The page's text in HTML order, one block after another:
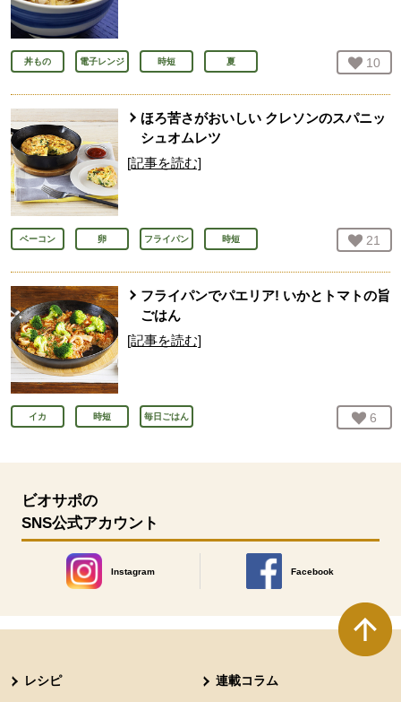
丼もの 電子レンジ 時短 夏 お気
10
ほろ苦さがおいしい クレソンのスパニッ
シュオムレツ
[記事を読む]
ベーコン 卵 フライパン 時短 お気
21
フライパンでパエリア! いかとトマトの旨
ごはん
[記事を読む]
イカ 時短 毎日ごはん お気
6
ビオサポの
SNS公式アカウント
Instagram
別のウィンドウで開きます。
Facebook
別のウィンドウで開きます
レシピ 連載コラム